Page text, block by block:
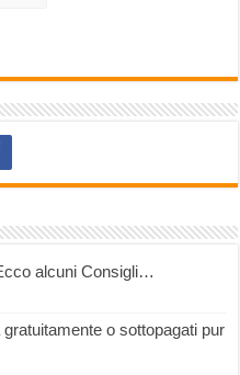
alcuni Consigli…
gratuitamente o sottopagati pur